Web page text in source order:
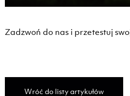
Zadzwoń do nas i przetestuj
Wróć do listy artykułów